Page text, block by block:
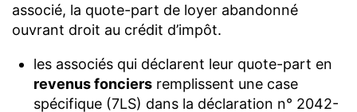
associé, la quote-part de loyer abandonné
ouvrant droit au crédit d’impôt.
les associés qui déclarent leur quote-part en
revenus fonciers remplissent une case
spécifique (7LS) dans la déclaration n° 2042-